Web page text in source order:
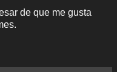
de que me gusta